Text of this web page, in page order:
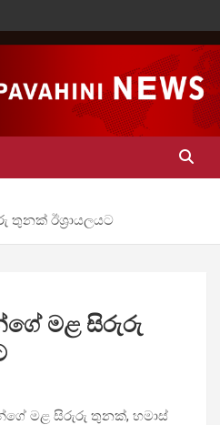
තුනක් ඊශ්‍රායලයට
මළ සිරුරු
මළ සිරුරු තුනක්, හමාස්